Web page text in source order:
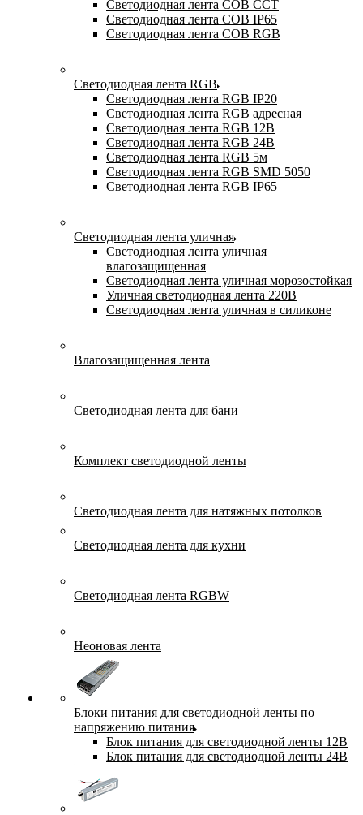
Светодиодная лента COB CCT
Светодиодная лента COB IP65
Светодиодная лента COB RGB
Светодиодная лента RGB
Светодиодная лента RGB IP20
Светодиодная лента RGB адресная
Светодиодная лента RGB 12В
Светодиодная лента RGB 24В
Светодиодная лента RGB 5м
Светодиодная лента RGB SMD 5050
Светодиодная лента RGB IP65
Светодиодная лента уличная
Светодиодная лента уличная
влагозащищенная
Светодиодная лента уличная морозостойкая
Уличная светодиодная лента 220В
Светодиодная лента уличная в силиконе
Влагозащищенная лента
Светодиодная лента для бани
Комплект светодиодной ленты
Светодиодная лента для натяжных потолков
Светодиодная лента для кухни
Светодиодная лента RGBW
Неоновая лента
Блоки питания для светодиодной ленты по
напряжению питания
Блок питания для светодиодной ленты 12В
Блок питания для светодиодной ленты 24В